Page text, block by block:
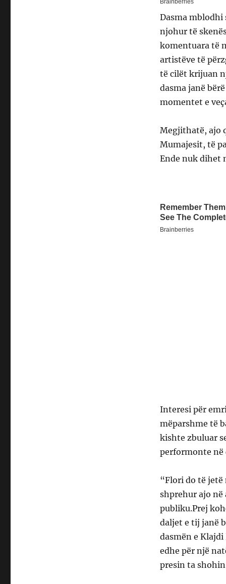
Dasma mblodhi
njohur të
komentuara të
artistëve të
të cilët krijuan
dasma janë
momentet e
Megjithatë, ajo
Mumajesit, të
Ende nuk dihet
Interesi për
mëparshme të
kishte zbuluar
performonte në
“Flori do të jetë
shprehur ajo
publiku.Prej
daljet e tij janë
dasmën e
edhe për një
presin ta